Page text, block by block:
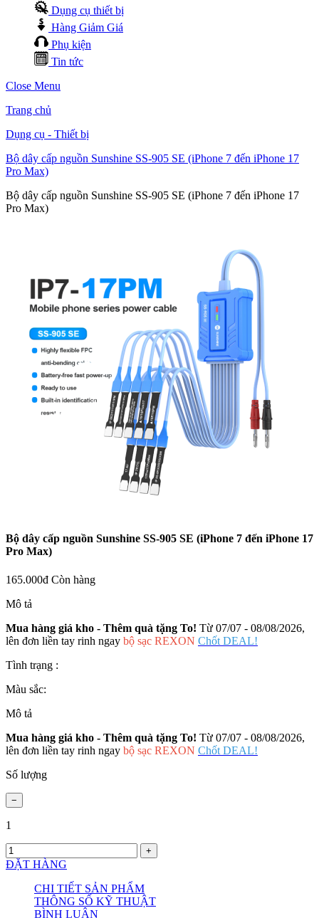
Dụng cụ thiết bị
Hàng Giảm Giá
Phụ kiện
Tin tức
Close Menu
Trang chủ
Dụng cụ - Thiết bị
Bộ dây cấp nguồn Sunshine SS-905 SE (iPhone 7 đến iPhone 17
Pro Max)
Bộ dây cấp nguồn Sunshine SS-905 SE (iPhone 7 đến iPhone 17
Pro Max)
Bộ dây cấp nguồn Sunshine SS-905 SE (iPhone 7 đến iPhone 17
Pro Max)
165.000đ Còn hàng
Mô tả
Mua hàng giá kho - Thêm quà tặng To! Từ 07/07 - 08/08/2026,
lên đơn liền tay rinh ngay bộ sạc REXON Chốt DEAL!
Tình trạng :
Màu sắc:
Mô tả
Mua hàng giá kho - Thêm quà tặng To! Từ 07/07 - 08/08/2026,
lên đơn liền tay rinh ngay bộ sạc REXON Chốt DEAL!
Số lượng
1
ĐẶT HÀNG
CHI TIẾT SẢN PHẨM
THÔNG SỐ KỸ THUẬT
BÌNH LUẬN